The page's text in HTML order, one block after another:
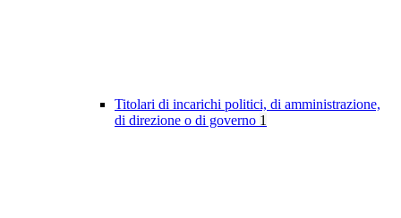
Titolari di incarichi politici, di amministrazione,
di direzione o di governo 1